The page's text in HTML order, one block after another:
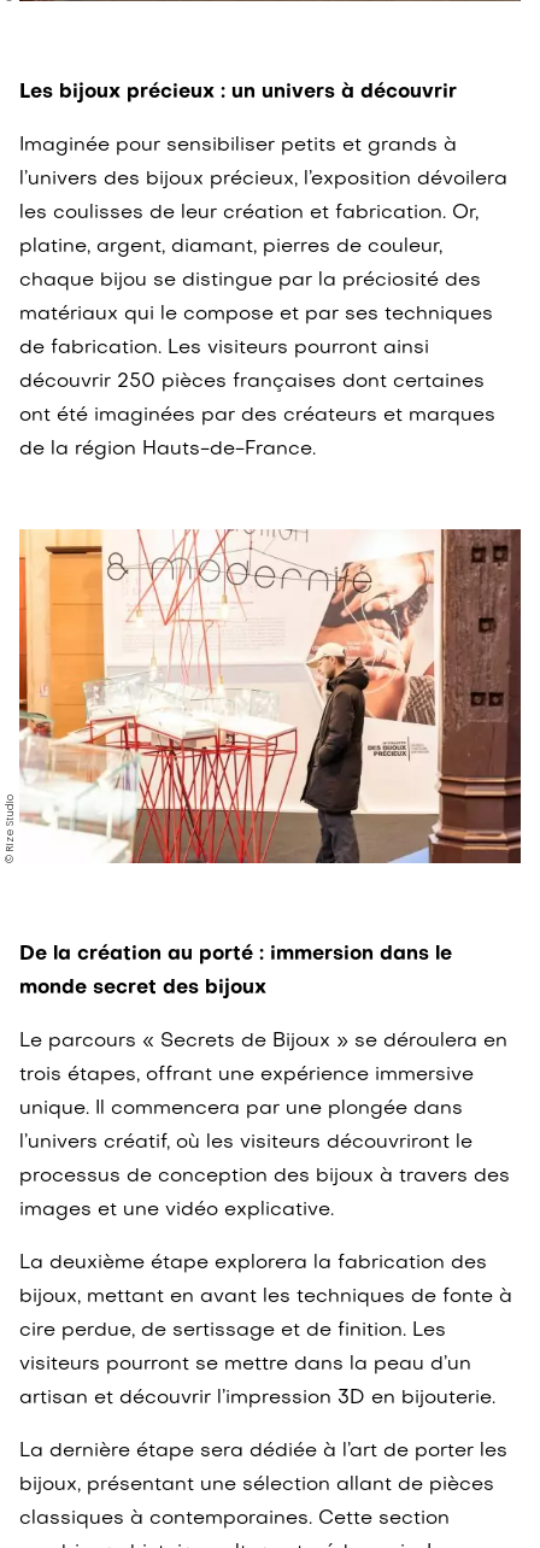
Les bijoux précieux : un univers à découvrir
Imaginée pour sensibiliser petits et grands à
l’univers des bijoux précieux, l’exposition dévoilera
les coulisses de leur création et fabrication. Or,
platine, argent, diamant, pierres de couleur,
chaque bijou se distingue par la préciosité des
matériaux qui le compose et par ses techniques
de fabrication. Les visiteurs pourront ainsi
découvrir 250 pièces françaises dont certaines
ont été imaginées par des créateurs et marques
de la région Hauts-de-France.
© Rize Studio
De la création au porté : immersion dans le
monde secret des bijoux
Le parcours « Secrets de Bijoux » se déroulera en
trois étapes, offrant une expérience immersive
unique. Il commencera par une plongée dans
l’univers créatif, où les visiteurs découvriront le
processus de conception des bijoux à travers des
images et une vidéo explicative.
La deuxième étape explorera la fabrication des
bijoux, mettant en avant les techniques de fonte à
cire perdue, de sertissage et de finition. Les
visiteurs pourront se mettre dans la peau d’un
artisan et découvrir l’impression 3D en bijouterie.
La dernière étape sera dédiée à l’art de porter les
bijoux, présentant une sélection allant de pièces
classiques à contemporaines. Cette section